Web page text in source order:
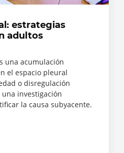
estrategias
adultos
una acumulación
el espacio pleural
o disregulación
investigación
la causa subyacente.